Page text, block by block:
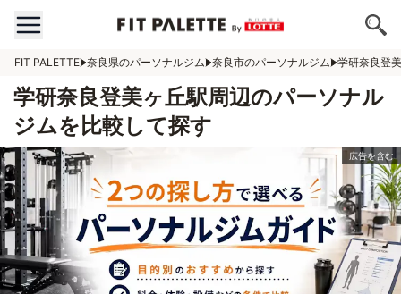
FIT PALETTE 奈良県のパーソナルジム 奈良市のパーソナルジム 学研奈良登
学研奈良登美ヶ丘駅周辺のパーソナル
ジムを比較して探す